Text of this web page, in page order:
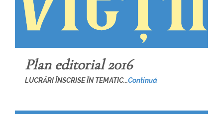
Plan editorial 2016
LUCRĂRI ÎNSCRISE ÎN TEMATIC...Continuă